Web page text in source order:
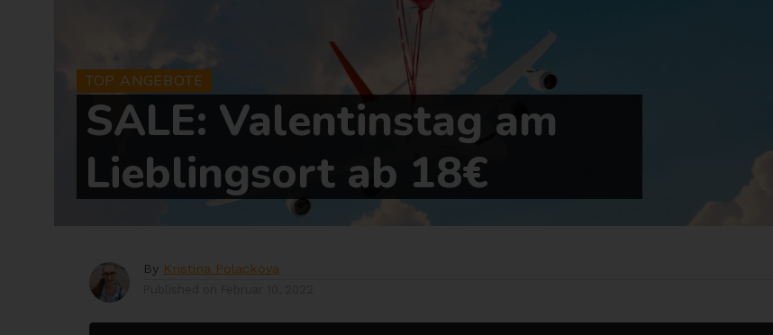
TOP ANGEBOTE
SALE: Valentinstag am
Lieblingsort ab 18€
By Kristina Polackova